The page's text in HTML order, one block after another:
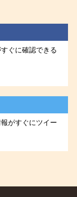
ぐに確認できる
がすぐにツイー